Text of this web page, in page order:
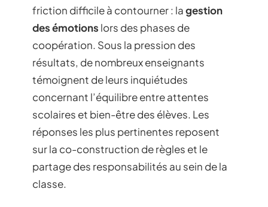
friction difficile à contourner : lagestion
des émotions lors des phases de
coopération. Sous la pression des
résultats, de nombreux enseignants
témoignent de leurs inquiétudes
concernant l’équilibre entre attentes
scolaires et bien-être des élèves. Les
réponses les plus pertinentes reposent
sur la co-construction de règles et le
partage des responsabilités au sein de la
classe.